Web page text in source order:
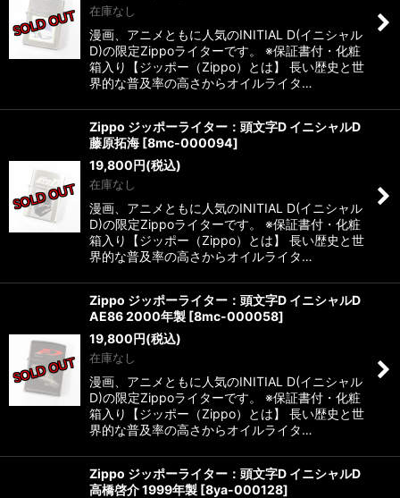
在庫なし
漫画、アニメともに人気のINITIAL D(イニシャル
D)の限定Zippoライターです。 ※保証書付・化粧
箱入り【ジッポー（Zippo）とは】 長い歴史と世
界的な普及率の高さからオイルライタ…
Zippo ジッポーライター：頭文字D イニシャルD
藤原拓海 [8mc-000094]
19,800円(税込)
在庫なし
漫画、アニメともに人気のINITIAL D(イニシャル
D)の限定Zippoライターです。 ※保証書付・化粧
箱入り【ジッポー（Zippo）とは】 長い歴史と世
界的な普及率の高さからオイルライタ…
Zippo ジッポーライター：頭文字D イニシャルD
AE86 2000年製 [8mc-000058]
19,800円(税込)
在庫なし
漫画、アニメともに人気のINITIAL D(イニシャル
D)の限定Zippoライターです。 ※保証書付・化粧
箱入り【ジッポー（Zippo）とは】 長い歴史と世
界的な普及率の高さからオイルライタ…
Zippo ジッポーライター：頭文字D イニシャルD
高橋啓介 1999年製 [8ya-000128]